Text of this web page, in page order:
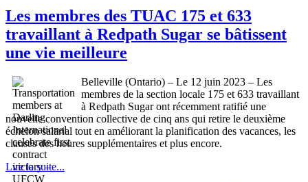
Les membres des TUAC 175 et 633
travaillant à Redpath Sugar se bâtissent
une vie meilleure
Belleville (Ontario) – Le 12 juin 2023 – Les
membres de la section locale 175 et 633 travaillant
à Redpath Sugar ont récemment ratifié une
nouvelle convention collective de cinq ans qui retire le deuxième
échelon salarial tout en améliorant la planification des vacances, les
clauses des heures supplémentaires et plus encore.
Lire la suite...